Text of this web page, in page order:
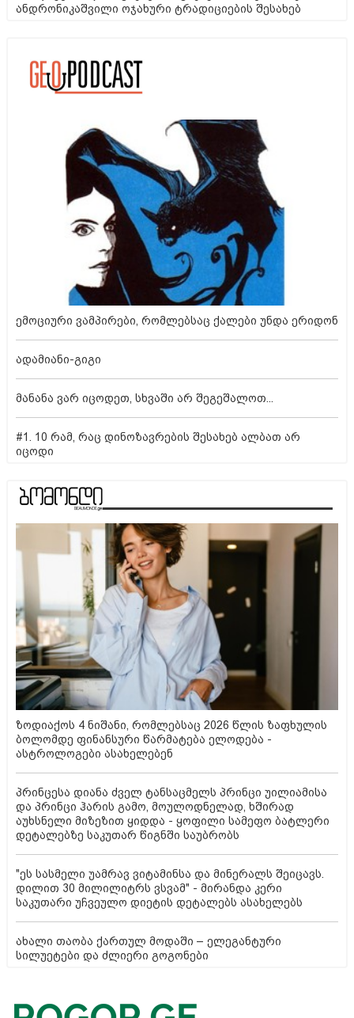
ანდრონიკაშვილი ოჯახური ტრადიციების შესახებ
ემოციური ვამპირები, რომლებსაც ქალები უნდა ერიდონ
ადამიანი-გიგი
მანანა ვარ იცოდეთ, სხვაში არ შეგეშალოთ...
#1. 10 რამ, რაც დინოზავრების შესახებ ალბათ არ
იცოდი
ზოდიაქოს 4 ნიშანი, რომლებსაც 2026 წლის ზაფხულის
ბოლომდე ფინანსური წარმატება ელოდება -
ასტროლოგები ასახელებენ
პრინცესა დიანა ძველ ტანსაცმელს პრინცი უილიამისა
და პრინცი ჰარის გამო, მოულოდნელად, ხშირად
აუხსნელი მიზეზით ყიდდა - ყოფილი სამეფო ბატლერი
დეტალებზე საკუთარ წიგნში საუბრობს
"ეს სასმელი უამრავ ვიტამინსა და მინერალს შეიცავს.
დილით 30 მილილიტრს ვსვამ" - მირანდა კერი
საკუთარი უჩვეულო დიეტის დეტალებს ასახელებს
ახალი თაობა ქართულ მოდაში – ელეგანტური
სილუეტები და ძლიერი გოგონები